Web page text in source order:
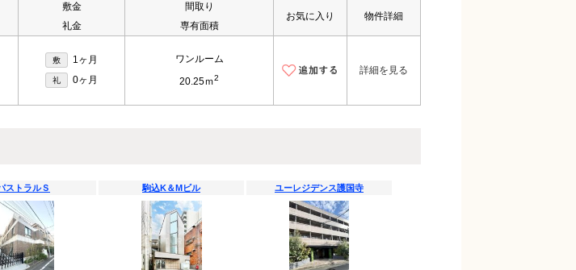
敷金
礼金
間取り
専有面積
お気に入り 物件詳細
敷 1ヶ月
礼 0ヶ月
ワンルーム
20.25ｍ2
詳細を見る
ストラルＳ 駒込K＆Mビル ユーレジデンス護国寺